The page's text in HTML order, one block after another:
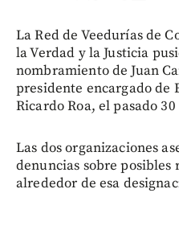
La Red de Veedurías de
la Verdad y la Justicia
nombramiento de Juan
presidente encargado de
Ricardo Roa, el pasado
Las dos organizaciones
denuncias sobre posibles
alrededor de esa